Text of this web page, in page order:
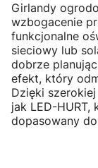
Girlandy
wzbogacenie
funkcjonalne
sieciowy lub
dobrze
efekt, który
Dzięki
jak LED-
dopasowany